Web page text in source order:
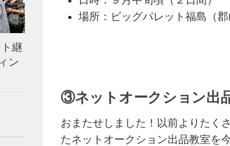
場所：ビッグパレット福島（郡
③ネットオークション出
おまたせしました！以前よりたく
たネットオークション出品教室を
継
ン